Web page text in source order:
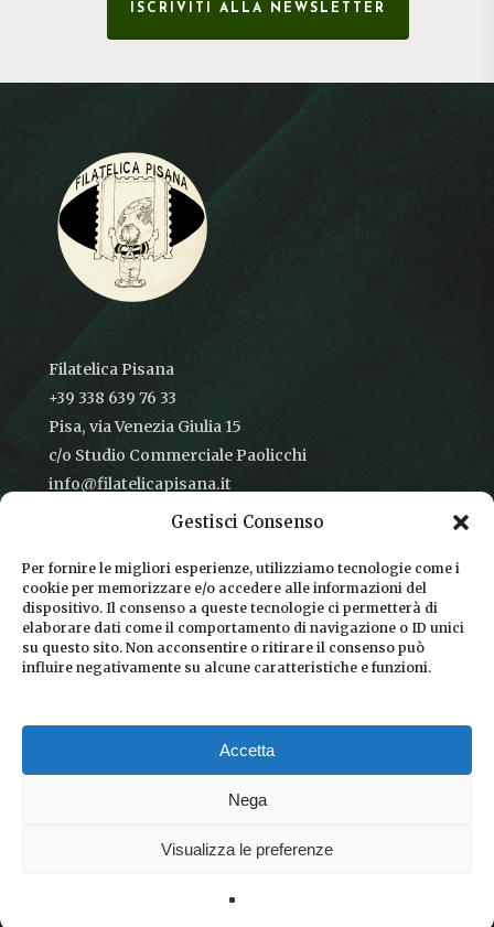
Gestisci Consenso
Per fornire le migliori esperienze, utilizziamo tecnologie come i
cookie per memorizzare e/o accedere alle informazioni del
dispositivo. Il consenso a queste tecnologie ci permetterà di
elaborare dati come il comportamento di navigazione o ID unici
su questo sito. Non acconsentire o ritirare il consenso può
influire negativamente su alcune caratteristiche e funzioni.
Accetta
Nega
Visualizza le preferenze
ISCRIVITI ALLA NEWSLETTER
Filatelica Pisana
+39 338 639 76 33
Pisa, via Venezia Giulia 15
c/o Studio Commerciale Paolicchi
info@filatelicapisana.it
CONDIZIONI DI VENDITA
INFORMATIVA SULLA PRIVACY
COOKIE POLICY